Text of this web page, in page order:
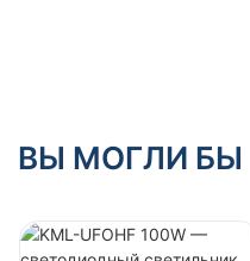
освещения
предприятий,
спортивных залов
ВЫ МОГЛИ БЫ